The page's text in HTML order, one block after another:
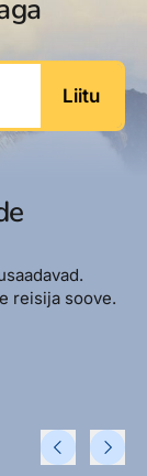
Liitu
reisija soove.